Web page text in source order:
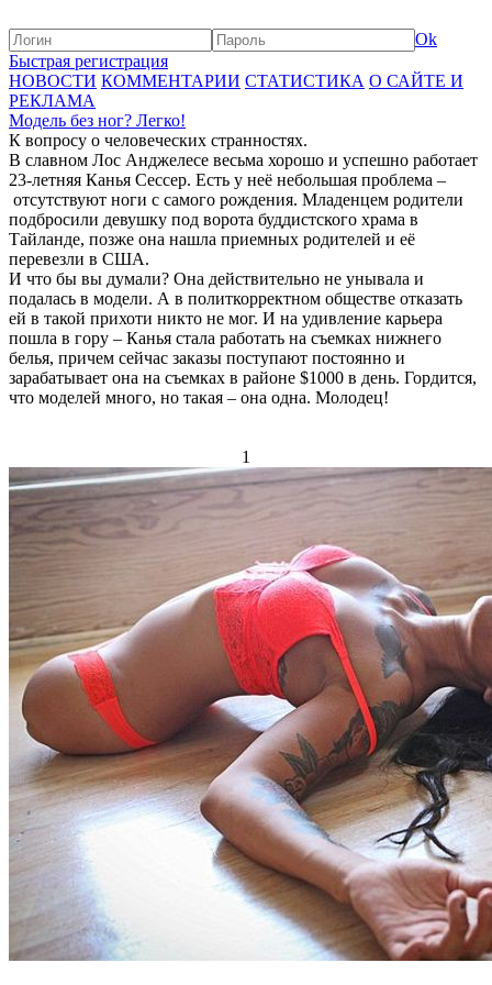
Ok
Быстрая регистрация
НОВОСТИ КОММЕНТАРИИ СТАТИСТИКА О САЙТЕ И
РЕКЛАМА
Модель без ног? Легко!
К вопросу о человеческих странностях.
В славном Лос Анджелесе весьма хорошо и успешно работает
23-летняя Канья Сессер. Есть у неё небольшая проблема –
отсутствуют ноги с самого рождения. Младенцем родители
подбросили девушку под ворота буддистского храма в
Тайланде, позже она нашла приемных родителей и её
перевезли в США.
И что бы вы думали? Она действительно не унывала и
подалась в модели. А в политкорректном обществе отказать
ей в такой прихоти никто не мог. И на удивление карьера
пошла в гору – Канья стала работать на съемках нижнего
белья, причем сейчас заказы поступают постоянно и
зарабатывает она на съемках в районе $1000 в день. Гордится,
что моделей много, но такая – она одна. Молодец!
1